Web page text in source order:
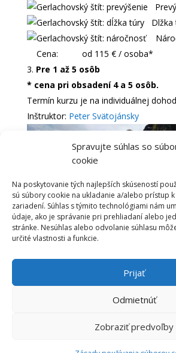
Spravujte súhlas so
cookie
Na poskytovanie tých najlepších skúseností
sú súbory cookie na ukladanie a/alebo prístup
zariadení. Súhlas s týmito technológiami nám
údaje, ako je správanie pri prehliadaní alebo
stránke. Nesúhlas alebo odvolanie súhlasu
určité vlastnosti a funkcie.
Prijať
Odmietnúť
Zobraziť predvoľby
Dlžka
Cena: od 115 € / osoba*
Pre 1 až 5 osôb
* cena pri obsadení 4 a 5 osôb.
Termín kurzu je na individuálnej
Inštruktor: Peter Svätojánsky